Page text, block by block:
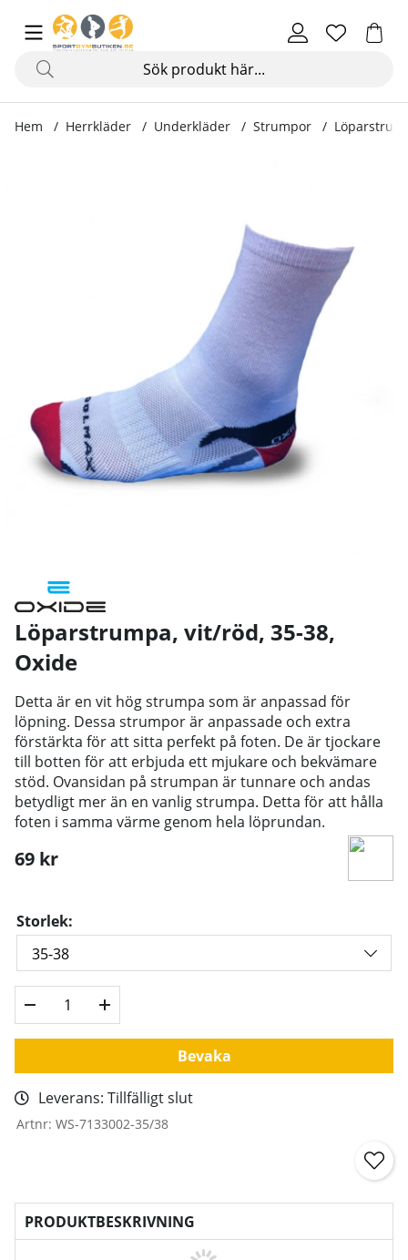
Hem Herrkläder Underkläder Strumpor
Löparstrumpa, vit/röd, 35-38,
Oxide
Detta är en vit hög strumpa som är anpassad för
löpning. Dessa strumpor är anpassade och extra
förstärkta för att sitta perfekt på foten. De är tjockare
till botten för att erbjuda ett mjukare och bekvämare
stöd. Ovansidan på strumpan är tunnare och andas
betydligt mer än en vanlig strumpa. Detta för att hålla
foten i samma värme genom hela löprundan.
69 kr
Storlek:
Bevaka
Leverans: Tillfälligt slut
Artnr: WS-7133002-35/38
PRODUKTBESKRIVNING